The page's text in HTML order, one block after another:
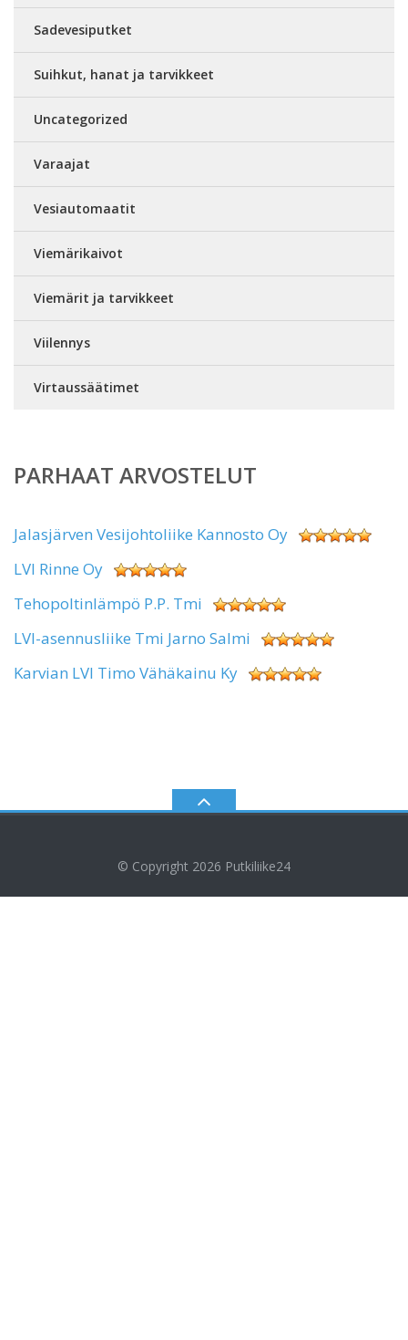
Sadevesiputket
Suihkut, hanat ja tarvikkeet
Uncategorized
Varaajat
Vesiautomaatit
Viemärikaivot
Viemärit ja tarvikkeet
Viilennys
Virtaussäätimet
PARHAAT ARVOSTELUT
Jalasjärven Vesijohtoliike Kannosto Oy
LVI Rinne Oy
Tehopoltinlämpö P.P. Tmi
LVI-asennusliike Tmi Jarno Salmi
Karvian LVI Timo Vähäkainu Ky
© Copyright 2026 Putkiliike24